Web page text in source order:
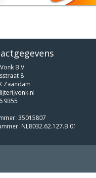
B.V.
8
Zaandam
9355
35015807
NL8032.62.127.B.01